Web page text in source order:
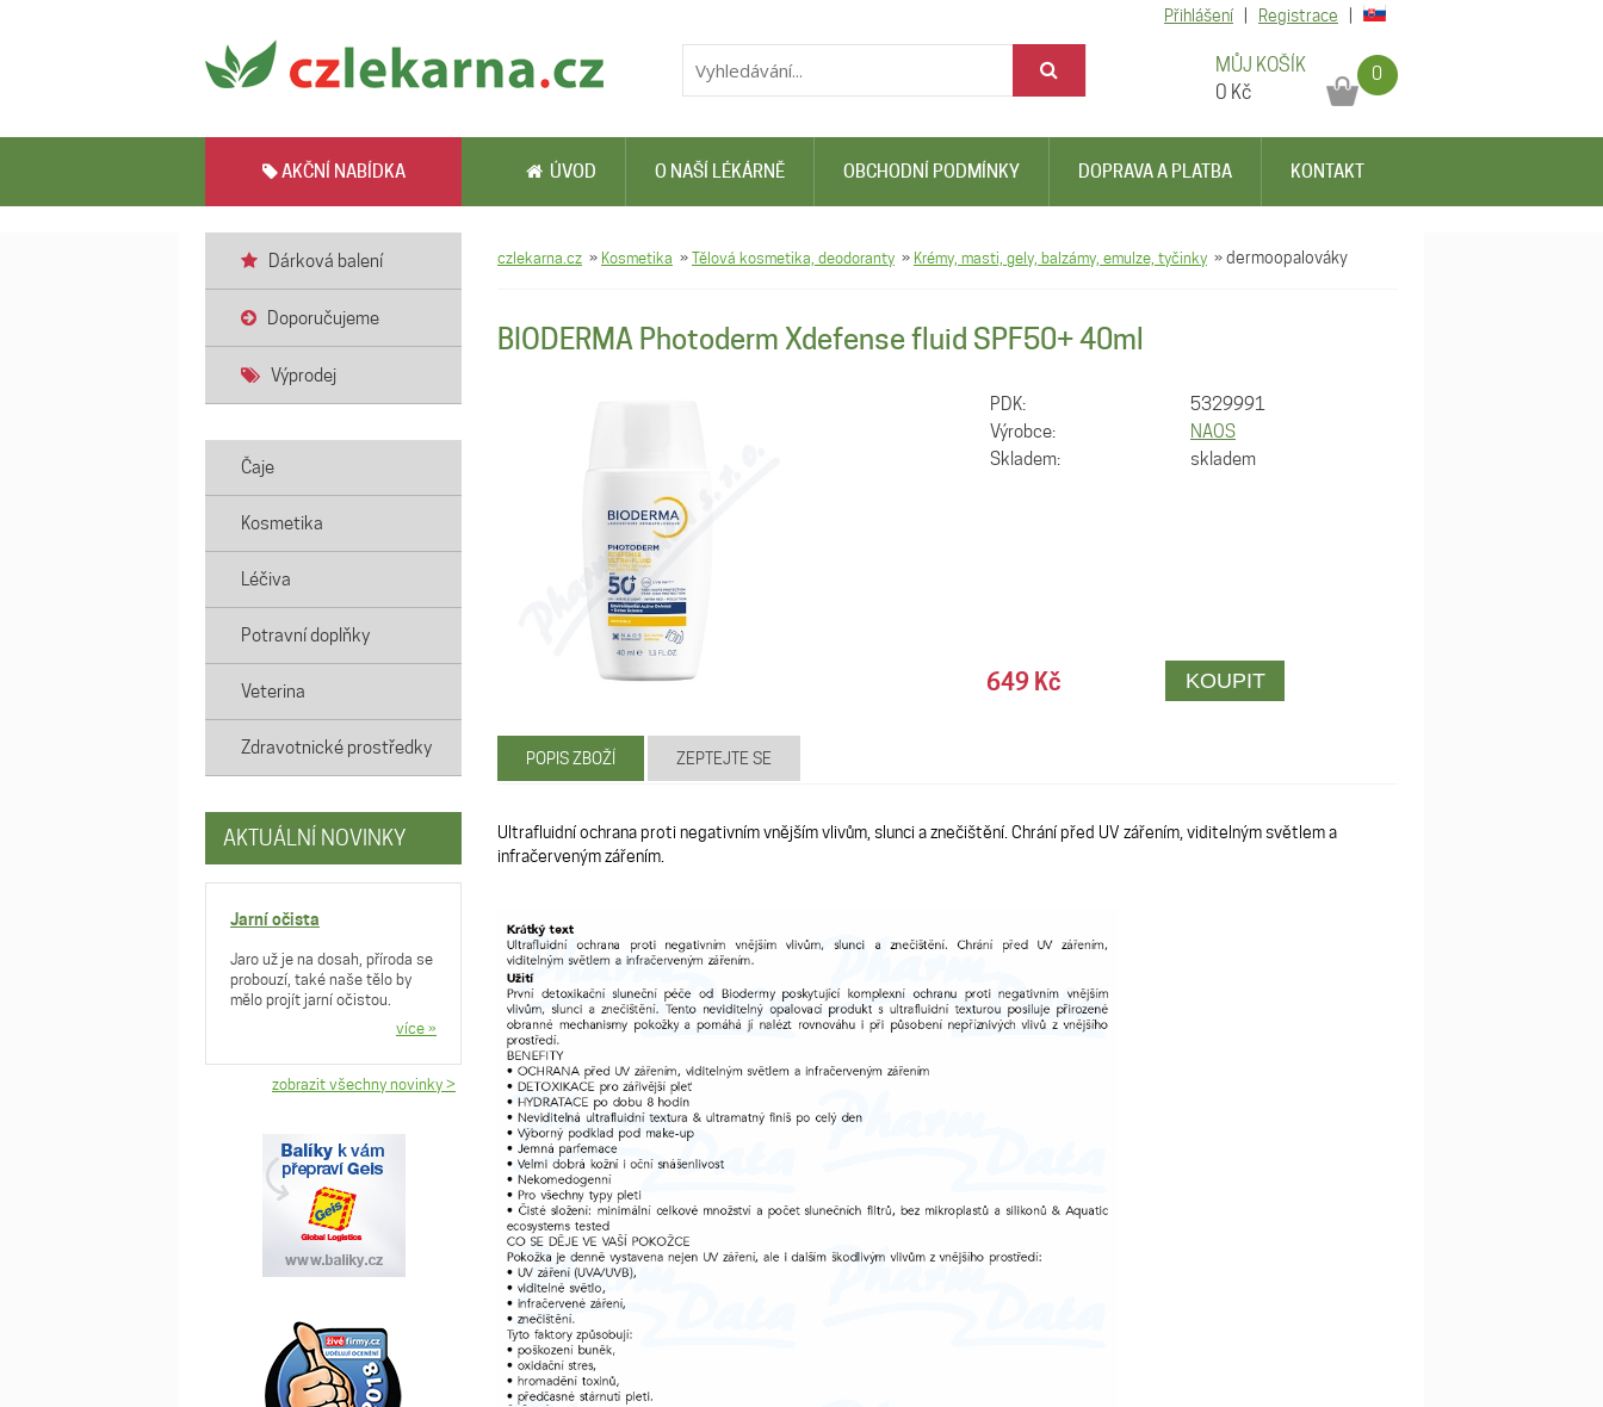
MŮJ KOŠÍK
0 Kč
0
Přihlášení Registrace
AKČNÍ NABÍDKA ÚVOD O NAŠÍ LÉKÁRNĚ OBCHODNÍ PODMÍNKY DOPRAVA A PLATBA KONTAKT
Dárková balení
Doporučujeme
Výprodej
Čaje
Kosmetika
Léčiva
Potravní doplňky
Veterina
Zdravotnické prostředky
AKTUÁLNÍ NOVINKY
Jarní očista
Jaro už je na dosah, příroda se
probouzí, také naše tělo by
mělo projít jarní očistou.
více »
zobrazit všechny novinky >
czlekarna.cz » Kosmetika »Tělová kosmetika, deodoranty » Krémy, masti, gely, balzámy, emulze, tyčinky »dermoopalováky
BIODERMA Photoderm Xdefense fluid SPF50+ 40ml
PDK:
5329991
Výrobce:
NAOS
Skladem:
skladem
649 Kč
POPIS ZBOŽÍ ZEPTEJTE SE
Ultrafluidní ochrana proti negativním vnějším vlivům, slunci a znečištění. Chrání před UV zářením, viditelným světlem a
infračerveným zářením.